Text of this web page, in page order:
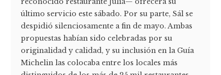
último servicio este sábado. Por su parte, Sál se
despidió silenciosamente a fin de mayo. Ambas
propuestas habían sido celebradas por su
originalidad y calidad, y su inclusión en la Guía
Michelin las colocaba entre los locales más